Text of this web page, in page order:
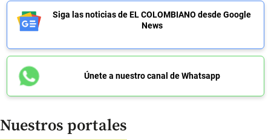
Siga las noticias de EL COLOMBIANO desde Google
News
Únete a nuestro canal de Whatsapp
Nuestros portales